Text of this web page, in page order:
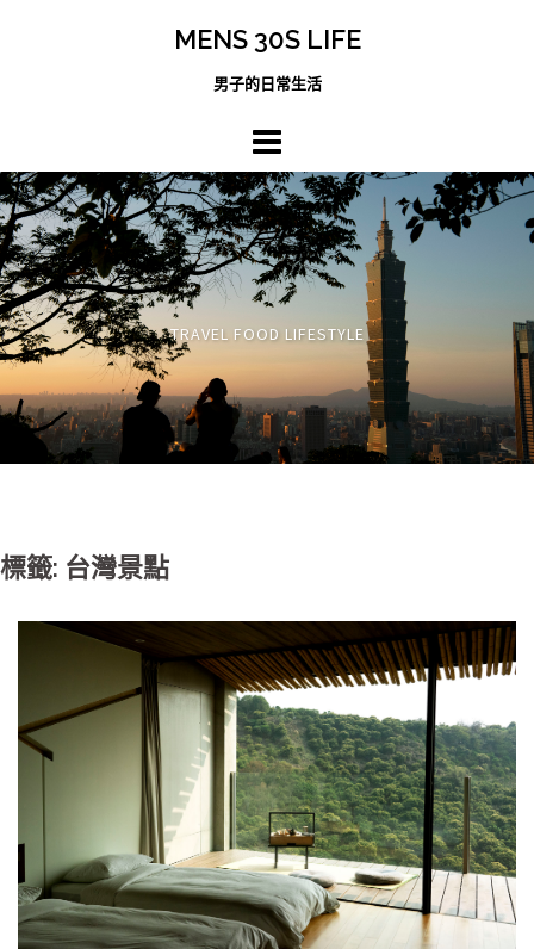
MENS 30S LIFE
男子的日常生活
TRAVEL FOOD LIFESTYLE
標籤: 台灣景點